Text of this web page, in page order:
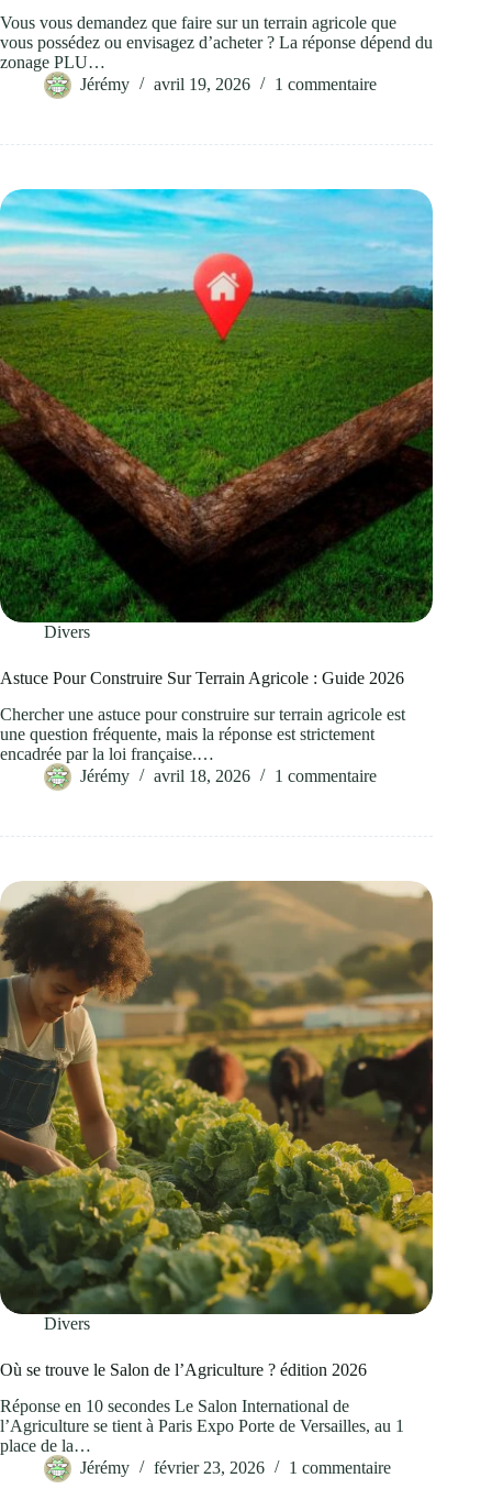
Vous vous demandez que faire sur un terrain agricole que
vous possédez ou envisagez d’acheter ? La réponse dépend du
zonage PLU…
Jérémy
avril 19, 2026 1 commentaire
Divers
Astuce Pour Construire Sur Terrain Agricole : Guide 2026
Chercher une astuce pour construire sur terrain agricole est
une question fréquente, mais la réponse est strictement
encadrée par la loi française.…
Jérémy
avril 18, 2026 1 commentaire
Divers
Où se trouve le Salon de l’Agriculture ? édition 2026
Réponse en 10 secondes Le Salon International de
l’Agriculture se tient à Paris Expo Porte de Versailles, au 1
place de la…
Jérémy
février 23, 2026 1 commentaire